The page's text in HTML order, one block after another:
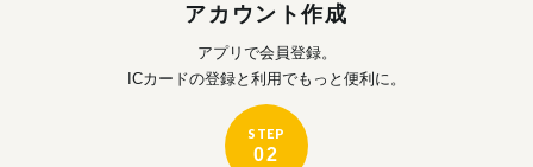
アカウント作成
アプリで会員登録。
ICカードの登録と利用でもっと便利に。
STEP
02